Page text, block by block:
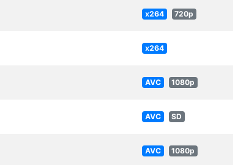
x264 720p
x264
AVC 1080p
AVC SD
AVC 1080p